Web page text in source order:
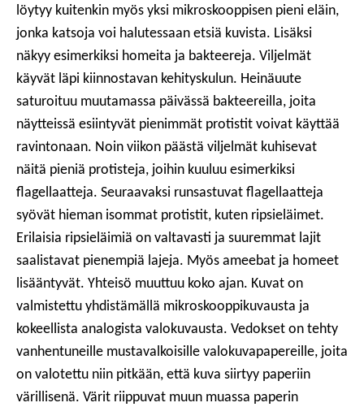
löytyy kuitenkin myös yksi mikroskooppisen pieni eläin,
jonka katsoja voi halutessaan etsiä kuvista. Lisäksi
näkyy esimerkiksi homeita ja bakteereja. Viljelmät
käyvät läpi kiinnostavan kehityskulun. Heinäuute
saturoituu muutamassa päivässä bakteereilla, joita
näytteissä esiintyvät pienimmät protistit voivat käyttää
ravintonaan. Noin viikon päästä viljelmät kuhisevat
näitä pieniä protisteja, joihin kuuluu esimerkiksi
flagellaatteja. Seuraavaksi runsastuvat flagellaatteja
syövät hieman isommat protistit, kuten ripsieläimet.
Erilaisia ripsieläimiä on valtavasti ja suuremmat lajit
saalistavat pienempiä lajeja. Myös ameebat ja homeet
lisääntyvät. Yhteisö muuttuu koko ajan. Kuvat on
valmistettu yhdistämällä mikroskooppikuvausta ja
kokeellista analogista valokuvausta. Vedokset on tehty
vanhentuneille mustavalkoisille valokuvapapereille, joita
on valotettu niin pitkään, että kuva siirtyy paperiin
värillisenä. Värit riippuvat muun muassa paperin